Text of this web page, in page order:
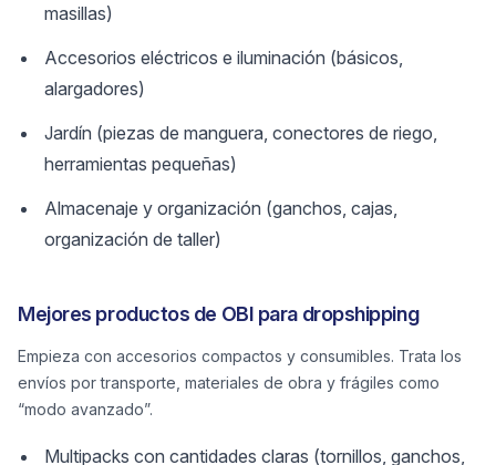
masillas)
Accesorios eléctricos e iluminación (básicos,
alargadores)
Jardín (piezas de manguera, conectores de riego,
herramientas pequeñas)
Almacenaje y organización (ganchos, cajas,
organización de taller)
Mejores productos de OBI para dropshipping
Empieza con accesorios compactos y consumibles. Trata los
envíos por transporte, materiales de obra y frágiles como
“modo avanzado”.
Multipacks con cantidades claras (tornillos, ganchos,